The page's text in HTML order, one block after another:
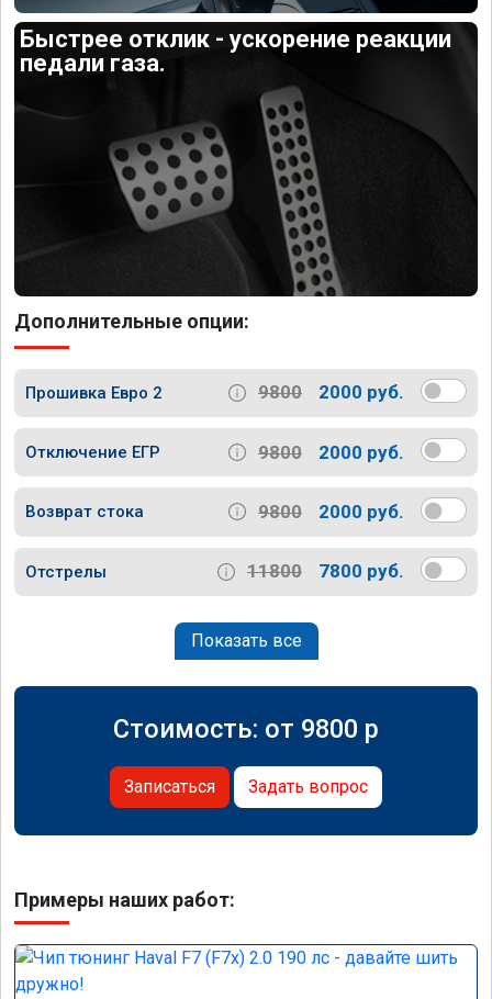
Быстрее отклик - ускорение реакции
педали газа.
Дополнительные опции:
Прошивка Евро 2 9800 2000 руб.
Отключение ЕГР 9800 2000 руб.
Возврат стока 9800 2000 руб.
Отстрелы 11800 7800 руб.
Показать все
Стоимость: от 9800 p
Записаться Задать вопрос
Примеры наших работ: